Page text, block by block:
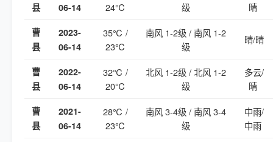
县
06-14
24℃
级
晴
曹
县
2023-
06-14
35℃ /
23℃
南风 1-2级 / 南风 1-2
级
晴/晴
曹
县
2022-
06-14
32℃ /
20℃
北风 1-2级 / 北风 1-2
级
多云/
晴
曹
县
2021-
06-14
28℃ /
23℃
南风 3-4级 / 南风 3-4
级
中雨/
中雨